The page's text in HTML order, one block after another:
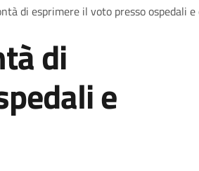
di esprimere il voto presso ospedali e
di
e